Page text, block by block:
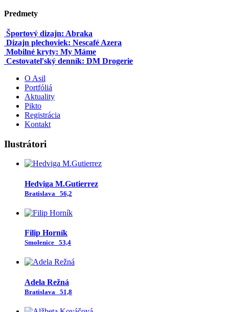
Predmety
Športový dizajn: Abraka
Dizajn plechoviek: Nescafé Azera
Mobilné kryty: My Máme
Cestovateľský denník: DM Drogerie
O Asil
Portfóliá
Aktuality
Pikto
Registrácia
Kontakt
Ilustrátori
Hedviga M.Gutierrez
Bratislava 56,2
Filip Horník
Smolenice 53,4
Adela Režná
Bratislava 51,8